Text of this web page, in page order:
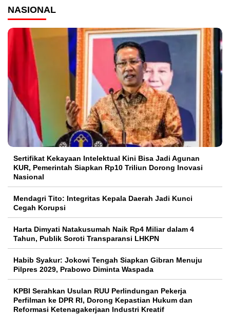
NASIONAL
Sertifikat Kekayaan Intelektual Kini Bisa Jadi Agunan
KUR, Pemerintah Siapkan Rp10 Triliun Dorong Inovasi
Nasional
Mendagri Tito: Integritas Kepala Daerah Jadi Kunci
Cegah Korupsi
Harta Dimyati Natakusumah Naik Rp4 Miliar dalam 4
Tahun, Publik Soroti Transparansi LHKPN
Habib Syakur: Jokowi Tengah Siapkan Gibran Menuju
Pilpres 2029, Prabowo Diminta Waspada
KPBI Serahkan Usulan RUU Perlindungan Pekerja
Perfilman ke DPR RI, Dorong Kepastian Hukum dan
Reformasi Ketenagakerjaan Industri Kreatif